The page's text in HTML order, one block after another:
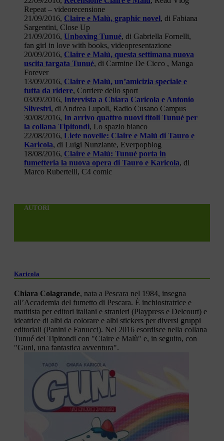
Repeat – videorecensione
21/09/2016, Claire e Malù, graphic novel, di Fabiana
Sargentini, Close Up
21/09/2016, Unboxing Tunué, di Gabriella Fornelli,
fan girl in love with books, videopresentazione
20/09/2016, Claire e Malù, questa settimana nuova
uscita targata Tunué, di Carmine De Cicco , Manga
Forever
13/09/2016, Claire e Malù, un’amicizia speciale e
tutta da ridere, Corriere dello sport
03/09/2016, Intervista a Chiara Caricola e Antonio
Silvestri, di Andrea Lupoli, Radio Cusano Campus
30/08/2016, In arrivo quattro nuovi titoli Tunué per
la collana Tipitondi, Lo spazio bianco
22/08/2016, Liete novelle: Claire e Malù di Tauro e
Karicola, di Luigi Nunziante, Everpopblog
18/08/2016, Claire e Malù: Tunué porta in
fumetteria la nuova opera di Tauro e Karicola, di
Marco Rubertelli, C4 comic
AUTORI
Karicola
Chiara Colagrande, nata a Pescara nel 1984, insegna
all’Accademia del fumetto di Pescara. È inchiostratrice e
matitista per editori italiani e stranieri (Playpress e Delcourt) e
ideatrice di albi da colorare e albi stickers per diversi gruppi
editoriali (Panini e Fanucci). Nel 2016 esordisce nella collana
Tunué dei Tipitondi con "Claire e Malù" e, in seguito, con
"Guni, una fantastica avventura".